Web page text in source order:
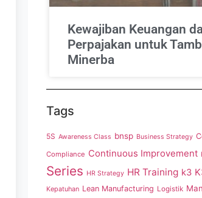
Kewajiban Keuangan
Perpajakan untuk
Minerba
Tags
5S Awareness Class bnsp Business Strategy
Compliance Continuous Improvement
Series HR Strategy HR Training k3
Kepatuhan Lean Manufacturing Logistik